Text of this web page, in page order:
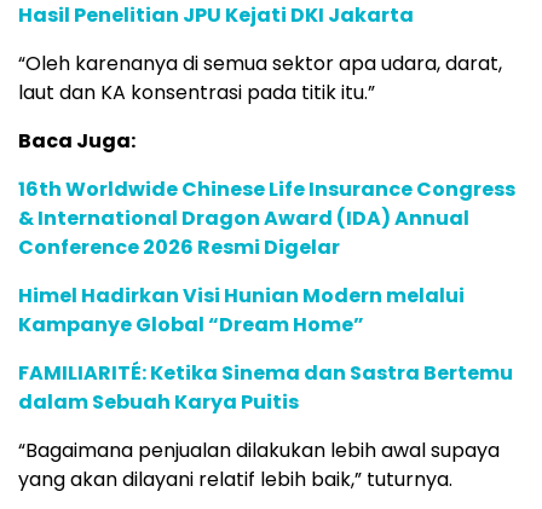
Hasil Penelitian JPU Kejati DKI Jakarta
“Oleh karenanya di semua sektor apa udara, darat,
laut dan KA konsentrasi pada titik itu.”
Baca Juga:
16th Worldwide Chinese Life Insurance Congress
& International Dragon Award (IDA) Annual
Conference 2026 Resmi Digelar
Himel Hadirkan Visi Hunian Modern melalui
Kampanye Global “Dream Home”
FAMILIARITÉ: Ketika Sinema dan Sastra Bertemu
dalam Sebuah Karya Puitis
“Bagaimana penjualan dilakukan lebih awal supaya
yang akan dilayani relatif lebih baik,” tuturnya.